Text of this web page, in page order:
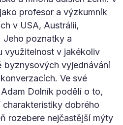
profesor a výzkumník
v USA, Austrálii,
Jeho poznatky a
využitelnost v jakékoliv
byznysových vyjednávání
Ve své
Dolník podělí o to,
dobrého
rozebere nejčastější mýty